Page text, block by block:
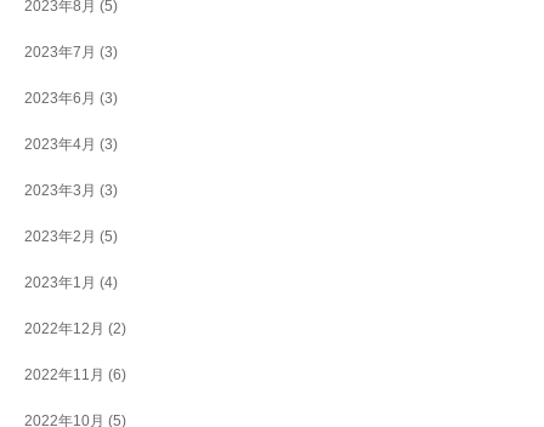
2023年8月 (5)
2023年7月 (3)
2023年6月 (3)
2023年4月 (3)
2023年3月 (3)
2023年2月 (5)
2023年1月 (4)
2022年12月 (2)
2022年11月 (6)
2022年10月 (5)